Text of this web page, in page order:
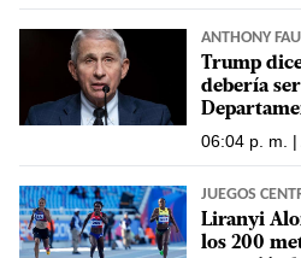
ANTHONY
Trump
debería
06:04 p. m.
JUEGOS
Liranyi
los 200